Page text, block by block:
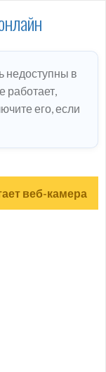
недоступны в
работает,
его, если
веб-камера